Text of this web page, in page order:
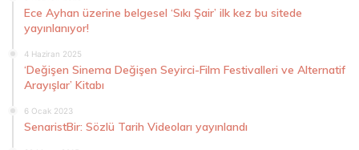
Ece Ayhan üzerine belgesel ‘Sıkı Şair’ ilk kez bu sitede
yayınlanıyor!
4 Haziran 2025
‘Değişen Sinema Değişen Seyirci-Film Festivalleri ve Alternatif
Arayışlar’ Kitabı
6 Ocak 2023
SenaristBir: Sözlü Tarih Videoları yayınlandı